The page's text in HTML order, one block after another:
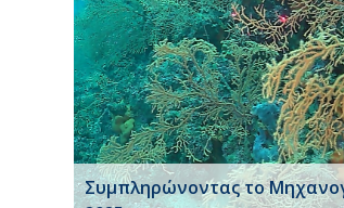
Συμπληρώνοντας το